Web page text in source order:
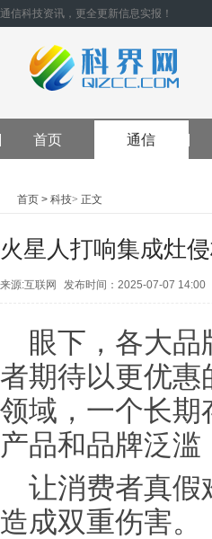
通信科技资讯，更全更新信息实报！
首页 通信
首页 > 科技> 正文
火星人打响集成灶
来源:互联网 发布时间：2025-07-07 14:00
眼下，各大
者期待以更优
领域，一个长
产品和品牌泛滥
让消费者真假
造成双重伤害。